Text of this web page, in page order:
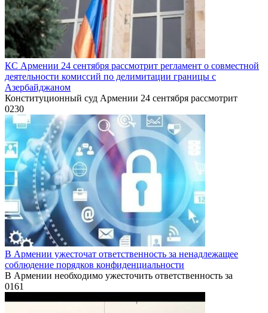
КС Армении 24 сентября рассмотрит регламент о совместной
деятельности комиссий по делимитации границы с
Азербайджаном
Конституционный суд Армении 24 сентября рассмотрит
0230
В Армении ужесточат ответственность за ненадлежащее
соблюдение порядков конфиденциальности
В Армении необходимо ужесточить ответственность за
0161